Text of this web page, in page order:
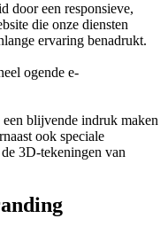
door een responsieve,
die onze diensten
ervaring benadrukt.
ogende e-
blijvende indruk maken
ook speciale
3D-tekeningen van